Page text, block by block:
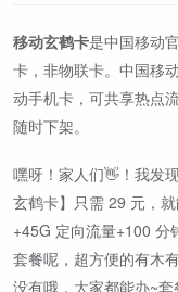
移动玄鹤卡是中国移动
卡，非物联卡。中国移
动手机卡，可共享热点
随时下架。
嘿呀！家人们👋！我发
玄鹤卡】只需 29 元，
+45G 定向流量+100 分
套餐呢，超方便的有木
没有哦，大家都能办~